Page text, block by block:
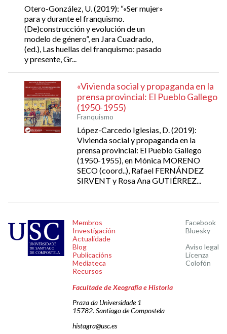
Otero-González, U. (2019): “«Ser mujer»
para y durante el franquismo.
(De)construcción y evolución de un
modelo de género”, en Jara Cuadrado,
(ed.), Las huellas del franquismo: pasado
y presente, Gr...
«Vivienda social y propaganda en la
prensa provincial: El Pueblo Gallego
(1950-1955)
Franquismo
López-Carcedo Iglesias, D. (2019):
Vivienda social y propaganda en la
prensa provincial: El Pueblo Gallego
(1950-1955), en Mónica MORENO
SECO (coord..), Rafael FERNÁNDEZ
SIRVENT y Rosa Ana GUTIÉRREZ...
Membros
Investigación
Actualidade
Blog
Publicacións
Mediateca
Recursos
Facebook
Bluesky
Aviso legal
Licenza
Colofón
Facultade de Xeografía e Historia
Praza da Universidade 1
15782. Santiago de Compostela
histagra@usc.es